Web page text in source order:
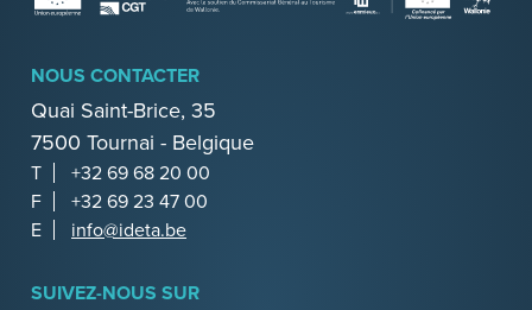
NOUS CONTACTER
Quai Saint-Brice, 35
7500 Tournai - Belgique
T
+32 69 68 20 00
F
+32 69 23 47 00
E
info@ideta.be
SUIVEZ-NOUS SUR